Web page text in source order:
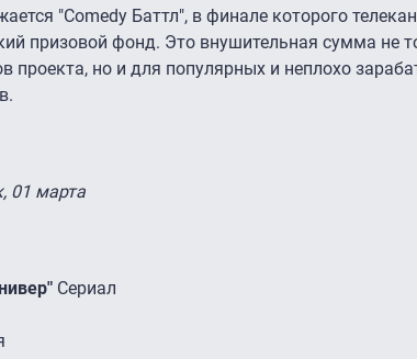
"Comedy Баттл", в финале которого
призовой фонд. Это внушительная сумма не
проекта, но и для популярных и неплохо
01 марта
Сериал